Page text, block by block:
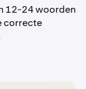
12-24 woorden
correcte